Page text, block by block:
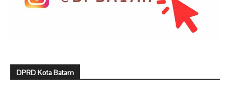
DPRD Kota Batam